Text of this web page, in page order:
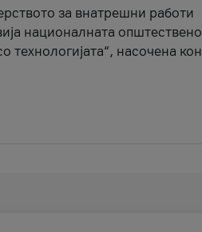
за внатрешни работи
националната општествено
технологијата“, насочена кон